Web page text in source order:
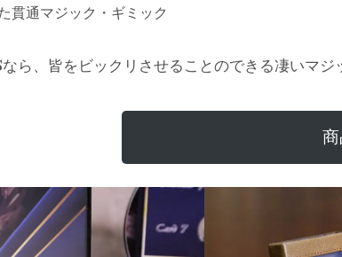
貫通マジック・ギミック
なら、皆をビックリさせることのできる凄いマジ